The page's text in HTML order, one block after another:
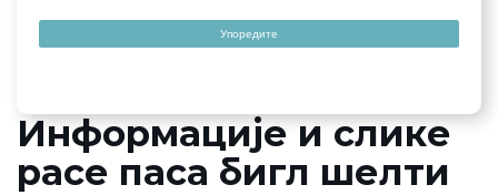
Упоредите
Информације и слике
расе паса бигл шелти